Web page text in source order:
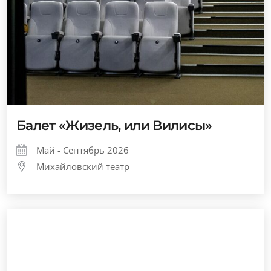
Балет «Жизель, или Вилисы»
Май - Сентябрь 2026
Михайловский театр